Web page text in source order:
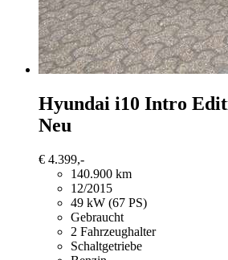
Hyundai i10 Intro
Neu
€ 4.399,-
140.900 km
12/2015
49 kW (67 PS)
Gebraucht
2 Fahrzeughalter
Schaltgetriebe